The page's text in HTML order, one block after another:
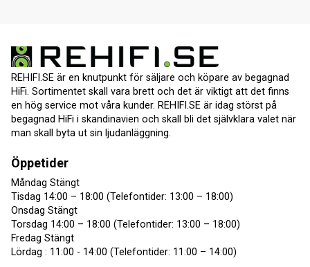
REHIFI.SE är en knutpunkt för säljare och köpare av begagnad
HiFi. Sortimentet skall vara brett och det är viktigt att det finns
en hög service mot våra kunder. REHIFI.SE är idag störst på
begagnad HiFi i skandinavien och skall bli det självklara valet när
man skall byta ut sin ljudanläggning.
Öppetider
Måndag Stängt
Tisdag 14:00 – 18:00 (Telefontider: 13:00 – 18:00)
Onsdag Stängt
Torsdag 14:00 – 18:00 (Telefontider: 13:00 – 18:00)
Fredag Stängt
Lördag : 11:00 - 14:00 (Telefontider: 11:00 – 14:00)